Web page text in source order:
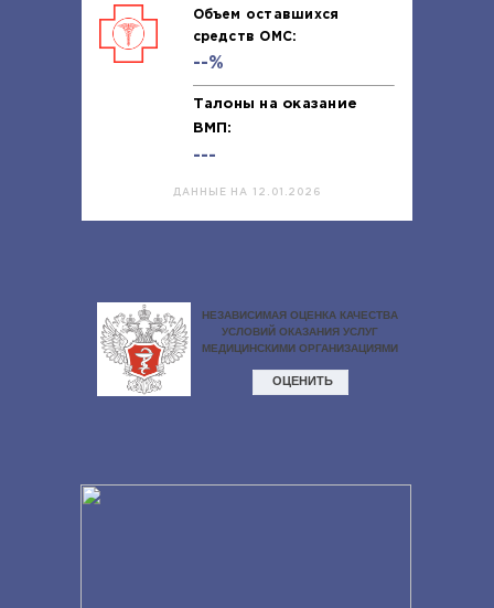
Объем оставшихся
средств ОМС:
--%
Талоны на оказание
ВМП:
---
ДАННЫЕ НА 12.01.2026